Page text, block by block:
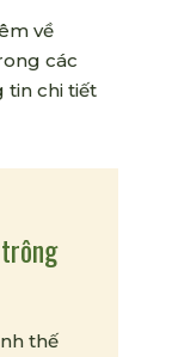
về
các
tin chi tiết
thế